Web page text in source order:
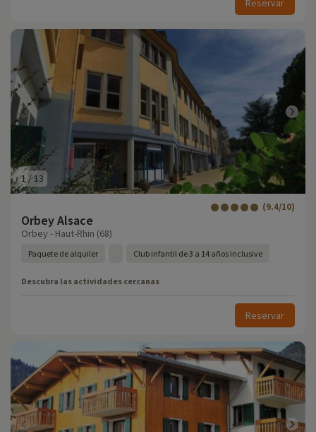
Reservar
1/13
Orbey Alsace
(9.4/10)
Orbey - Haut-Rhin (68)
Paquete de alquiler Club infantil de 3 a 14 años inclusive
Descubra las actividades cercanas
Reservar